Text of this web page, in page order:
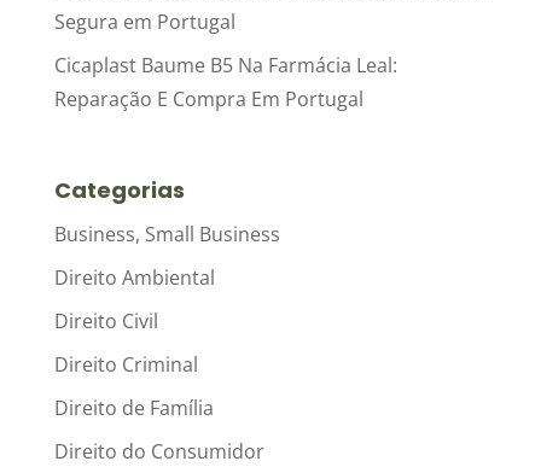
Segura em Portugal
Cicaplast Baume B5 Na Farmácia Leal:
Reparação E Compra Em Portugal
Categorias
Business, Small Business
Direito Ambiental
Direito Civil
Direito Criminal
Direito de Família
Direito do Consumidor